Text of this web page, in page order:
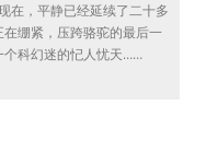
，平静已经延续了二十多
绷紧，压跨骆驼的最后一
个科幻迷的忋人忧天……